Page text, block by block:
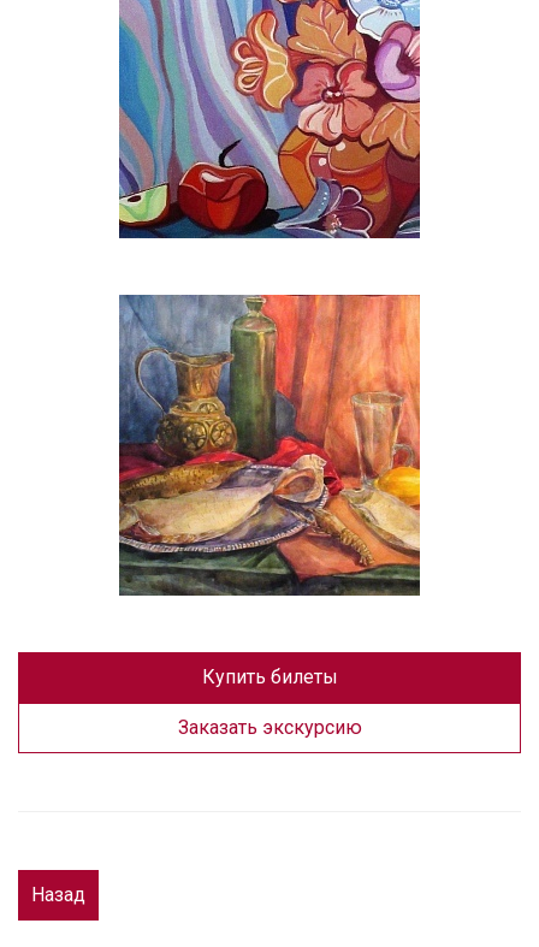
Купить билеты
Заказать экскурсию
Назад